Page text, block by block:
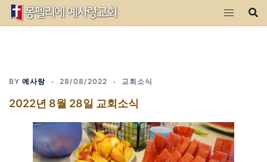
Skip
BY 예사랑 28/08/2022 교회소식
2022년 8월 28일 교회소식